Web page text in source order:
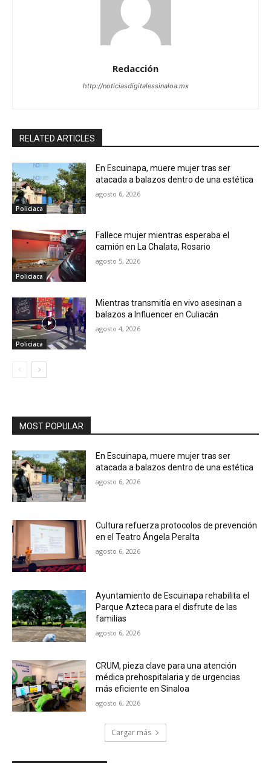
Redacción
http://noticiasdigitalessinaloa.mx
RELATED ARTICLES
Policiaca
En Escuinapa, muere mujer tras ser
atacada a balazos dentro de una estética
agosto 6, 2026
Policiaca
Fallece mujer mientras esperaba el
camión en La Chalata, Rosario
agosto 5, 2026
Policiaca
Mientras transmitía en vivo asesinan a
balazos a Influencer en Culiacán
agosto 4, 2026
MOST POPULAR
En Escuinapa, muere mujer tras ser
atacada a balazos dentro de una estética
agosto 6, 2026
Cultura refuerza protocolos de prevención
en el Teatro Ángela Peralta
agosto 6, 2026
Ayuntamiento de Escuinapa rehabilita el
Parque Azteca para el disfrute de las
familias
agosto 6, 2026
CRUM, pieza clave para una atención
médica prehospitalaria y de urgencias
más eficiente en Sinaloa
agosto 6, 2026
Cargar más